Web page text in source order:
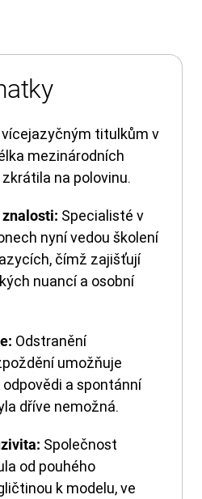
vícejazyčným titulkům v
mezinárodních
na polovinu.
znalosti: Specialisté v
nyní vedou školení
čímž zajišťují
nuancí a osobní
Odstranění
umožňuje
a spontánní
dříve nemožná.
Společnost
od pouhého
k modelu, ve